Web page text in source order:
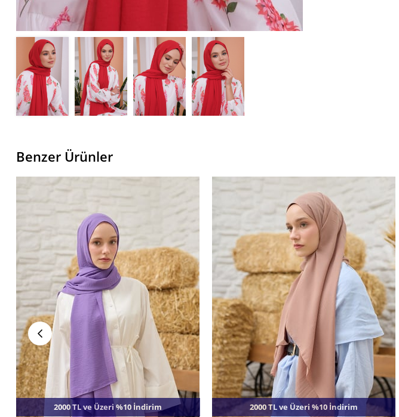
Benzer Ürünler
2000 TL ve Üzeri %10 İndirim 2000 TL ve Üzeri %10 İndirim